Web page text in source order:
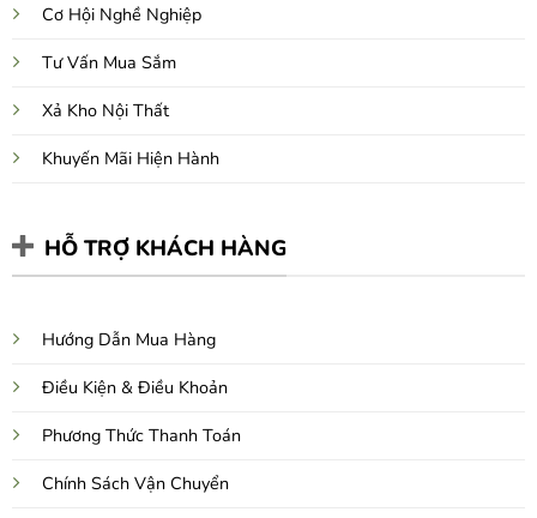
Cơ Hội Nghề Nghiệp
Tư Vấn Mua Sắm
Xả Kho Nội Thất
Khuyến Mãi Hiện Hành
HỖ TRỢ KHÁCH HÀNG
Hướng Dẫn Mua Hàng
Điều Kiện & Điều Khoản
Phương Thức Thanh Toán
Chính Sách Vận Chuyển